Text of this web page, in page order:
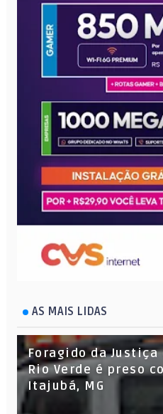
AS MAIS LIDAS
Foragido da Justiça
Rio Verde é preso
Itajubá, MG